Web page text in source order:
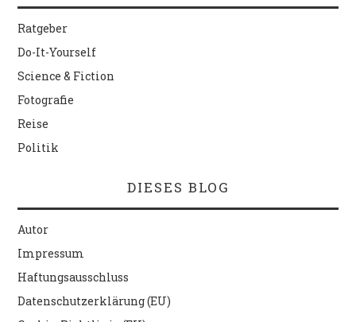
Ratgeber
Do-It-Yourself
Science & Fiction
Fotografie
Reise
Politik
DIESES BLOG
Autor
Impressum
Haftungsausschluss
Datenschutzerklärung (EU)